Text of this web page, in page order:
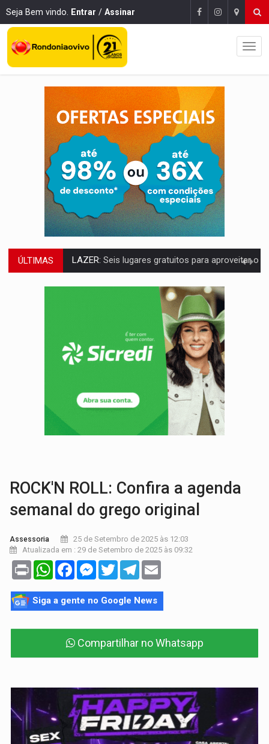
Seja Bem vindo. Entrar / Assinar
ÚLTIMAS VÍDEO:FTICCO e Força Tática prendem membro do CV com arma e drogas
INCLUSÃO:Prefeitura fortalece parceria com a APAE para ampliar ações
Exército testa inovações no combate a drones durante
TEMAS SOCIOAMBIENTAIS:Em Itapuã do Oeste, CINEMAZÔNIA leva cinema
PREVISÃO:Interior de Rondônia terá sábado (8) de calor intenso
Após quase 30 anos de espera, asfalto chega ao
A ILHA:Coreografia de Rondônia estreia na programação do Festival de
ELEIÇÕES 2026: Sgt. Mouza esclarece 'erro de digitação' em declaração de
ROCK'N ROLL: Confira a agenda
semanal do grego original
Assessoria
25 de Setembro de 2025 às 12:03
Atualizada em : 29 de Setembro de 2025 às 09:32
Print WhatsAppFacebookMessenger
TwitterTelegram
Siga a gente no Google News
Compartilhar no Whatsapp